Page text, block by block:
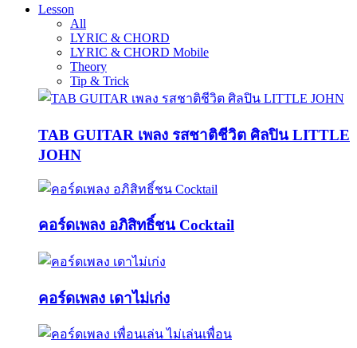
Lesson
All
LYRIC & CHORD
LYRIC & CHORD Mobile
Theory
Tip & Trick
TAB GUITAR เพลง รสชาติชีวิต ศิลปิน LITTLE
JOHN
คอร์ดเพลง อภิสิทธิ์ชน Cocktail
คอร์ดเพลง เดาไม่เก่ง